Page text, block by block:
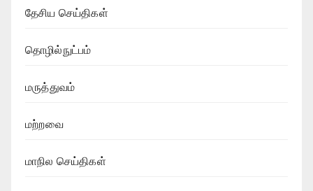
தேசிய செய்திகள்
தொழில்நுட்பம்
மருத்துவம்
மற்றவை
மாநில செய்திகள்